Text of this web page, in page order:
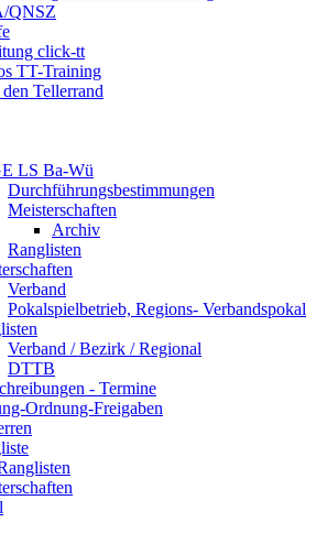
QNSZ
click-tt
TT-Training
Tellerrand
LS Ba-Wü
Durchführungsbestimmungen
Meisterschaften
Archiv
Ranglisten
Verband
Pokalspielbetrieb, Regions- Verbandspokal
Verband / Bezirk / Regional
DTTB
- Termine
Ordnung-Freigaben